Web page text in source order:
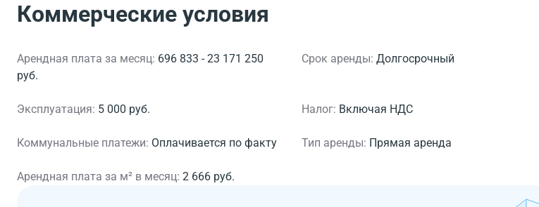
Коммерческие условия
Арендная плата за месяц: 696 833 - 23 171 250
руб.
Срок аренды: Долгосрочный
Эксплуатация: 5 000 руб. Налог: Включая НДС
Коммунальные платежи: Оплачивается по факту Тип аренды: Прямая аренда
Арендная плата за м² в месяц: 2 666 руб.